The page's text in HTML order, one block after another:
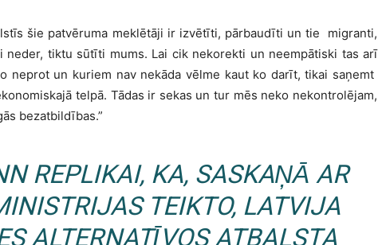
šie patvēruma meklētāji ir izvētīti, pārbaudīti un tie migranti,
neder, tiktu sūtīti mums. Lai cik nekorekti un neempātiski tas arī
neprot un kuriem nav nekāda vēlme kaut ko darīt, tikai saņemt
telpā. Tādas ir sekas un tur mēs neko nekontrolējam,
bezatbildības.”
REPLIKAI, KA, SASKAŅĀ AR
TEIKTO, LATVIJA
ALTERNATĪVOS ATBALSTA